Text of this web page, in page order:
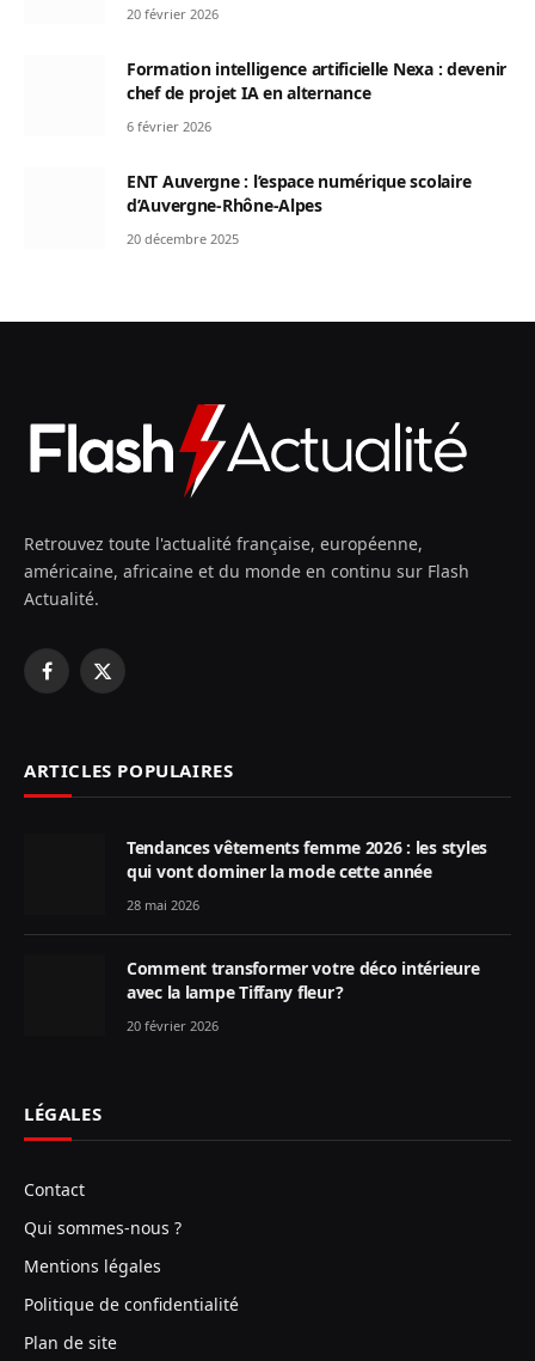
20 février 2026
Formation intelligence artificielle Nexa : devenir
chef de projet IA en alternance
6 février 2026
ENT Auvergne : l’espace numérique scolaire
d’Auvergne-Rhône-Alpes
20 décembre 2025
Retrouvez toute l'actualité française, européenne,
américaine, africaine et du monde en continu sur Flash
Actualité.
Facebook
X
ARTICLES POPULAIRES
Tendances vêtements femme 2026 : les styles
qui vont dominer la mode cette année
28 mai 2026
Comment transformer votre déco intérieure
avec la lampe Tiffany fleur ?
20 février 2026
LÉGALES
Contact
Qui sommes-nous ?
Mentions légales
Politique de confidentialité
Plan de site